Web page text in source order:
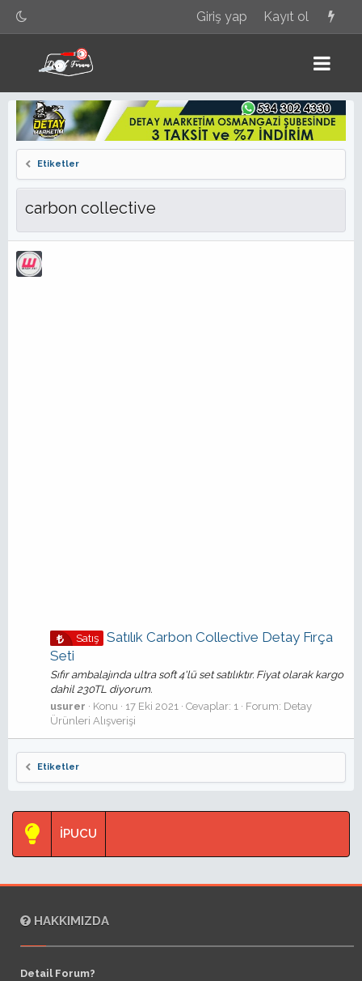
Giriş yap Kayıt ol
Etiketler
carbon collective
Satış
Satılık Carbon Collective Detay Fırça
Seti
Sıfır ambalajında ultra soft 4'lü set satılıktır. Fiyat olarak kargo
dahil 230TL diyorum.
usurer
Konu 17 Eki 2021 Cevaplar: 1 Forum: Detay
Ürünleri Alışverişi
Etiketler
İPUCU
HAKKIMIZDA
Detail Forum?